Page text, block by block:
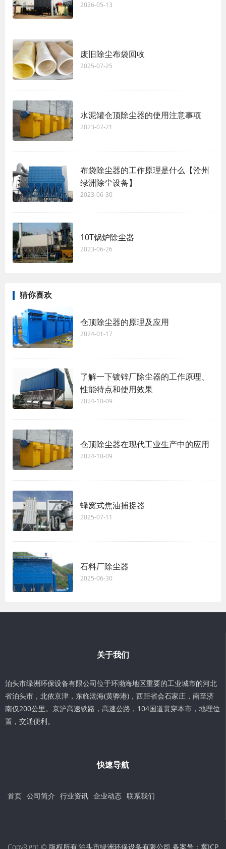
2026-05-13
废旧除尘布袋回收
2025-07-25
水泥罐仓顶除尘器的使用注意事项
2023-07-21
布袋除尘器的工作原理是什么【沧州
绿洲除尘设备】
2023-06-30
10T锅炉除尘器
2023-06-26
猜你喜欢
仓顶除尘器的原理及应用
2024-01-17
了解一下镀锌厂除尘器的工作原理、
性能特点和使用效果
2024-10-09
仓顶除尘器在现代工业生产中的应用
2024-10-09
蜂窝式焦油捕捉器
2025-07-11
石料厂除尘器
2025-06-30
关于我们
泊头市绿洲环保设备有限公司位于环渤海地区重要的工业城市的河北
省泊头市，北依京津，东临渤海(黄骅港)，西距省会石家庄，南至济
南仅200公里。京沪高速铁路，高速公路，104国道贯穿本市，地理位
置，交通便利。
快速导航
首页 公司简介 行业资讯 企业动态 联系我们
CopyRight © 版权所有:泊头市绿洲环保设备有限公司 备案号： 冀ICP